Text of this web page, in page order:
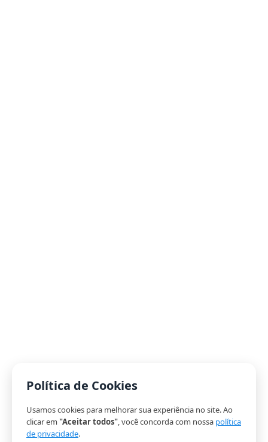
Política de Cookies
Usamos cookies para melhorar sua experiência no site. Ao
clicar em "Aceitar todos", você concorda com nossa política
de privacidade.